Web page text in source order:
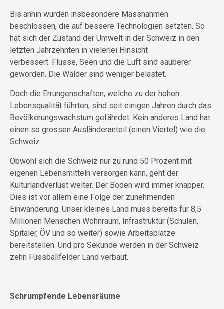
Bis anhin wurden insbesondere Massnahmen
beschlossen, die auf bessere Technologien setzten. So
hat sich der Zustand der Umwelt in der Schweiz in den
letzten Jahrzehnten in vielerlei Hinsicht
verbessert. Flüsse, Seen und die Luft sind sauberer
geworden. Die Wälder sind weniger belastet.
Doch die Errungenschaften, welche zu der hohen
Lebensqualität führten, sind seit einigen Jahren durch das
Bevölkerungswachstum gefährdet. Kein anderes Land hat
einen so grossen Ausländeranteil (einen Viertel) wie die
Schweiz.
Obwohl sich die Schweiz nur zu rund 50 Prozent mit
eigenen Lebensmitteln versorgen kann, geht der
Kulturlandverlust weiter. Der Boden wird immer knapper.
Dies ist vor allem eine Folge der zunehmenden
Einwanderung. Unser kleines Land muss bereits für 8,5
Millionen Menschen Wohnraum, Infrastruktur (Schulen,
Spitäler, ÖV und so weiter) sowie Arbeitsplätze
bereitstellen. Und pro Sekunde werden in der Schweiz
zehn Fussballfelder Land verbaut.
Schrumpfende Lebensräume